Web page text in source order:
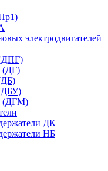
электродвигателей
(ДГ)
(ДГМ)
ДК
НБ